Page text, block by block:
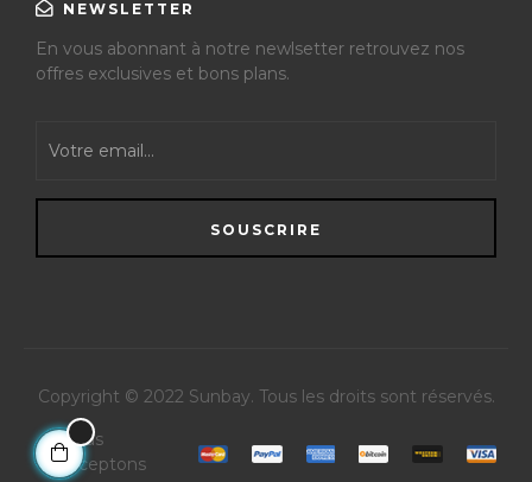
NEWSLETTER
En vous abonnant à notre newlsetter retrouvez nos
offres exclusives et bons plans.
SOUSCRIRE
Copyright © 2022 Sunbay. Tous les droits sont réservés.
Nous
acceptons